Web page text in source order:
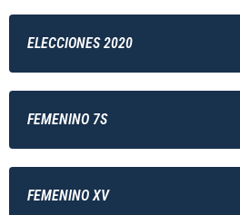
ELECCIONES 2020
FEMENINO 7S
FEMENINO XV